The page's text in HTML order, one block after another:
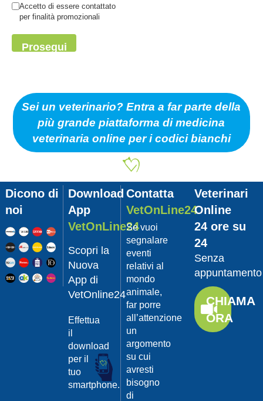
Accetto di essere contattato
per finalità promozionali
Prosegui
Sei un veterinario? Entra a far parte della
più grande piattaforma di medicina
veterinaria online per i codici bianchi
Dicono di
noi
Download
App
VetOnLine24
Scopri la
Nuova
App di
VetOnline24
Effettua
il
download
per il
tuo
smartphone.
Contatta
VetOnLine24
Se vuoi
segnalare
eventi
relativi al
mondo
animale,
far porre
all’attenzione
un
argomento
su cui
avresti
bisogno
di
Veterinari
Online
24 ore su
24
Senza
appuntamento
CHIAMA
ORA